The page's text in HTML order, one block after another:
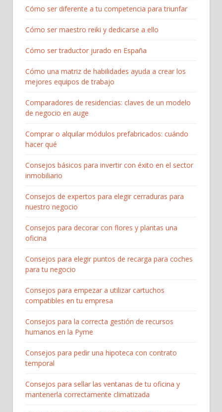
Cómo ser diferente a tu competencia para triunfar
Cómo ser maestro reiki y dedicarse a ello
Cómo ser traductor jurado en España
Cómo una matriz de habilidades ayuda a crear los
mejores equipos de trabajo
Comparadores de residencias: claves de un modelo
de negocio en auge
Comprar o alquilar módulos prefabricados: cuándo
hacer qué
Consejos básicos para invertir con éxito en el sector
inmobiliario
Consejos de expertos para elegir cerraduras para
nuestro negocio
Consejos para decorar con flores y plantas una
oficina
Consejos para elegir puntos de recarga para coches
para tu negocio
Consejos para empezar a utilizar cartuchos
compatibles en tu empresa
Consejos para la correcta gestión de recursos
humanos en la Pyme
Consejos para pedir una hipoteca con contrato
temporal
Consejos para sellar las ventanas de tu oficina y
mantenerla correctamente climatizada